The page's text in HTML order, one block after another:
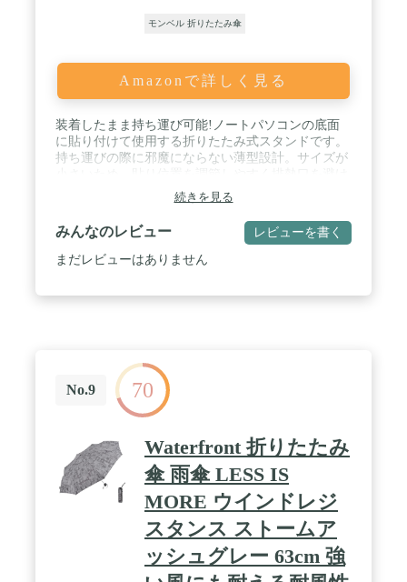
ます。 / 乾電池は付属しておりません。必ず新品の
せん。
モンベル 折りたたみ傘
Amazonで詳しく見る
装着したまま持ち運び可能!ノートパソコンの底面
に貼り付けて使用する折りたたみ式スタンドです。
持ち運びの際に邪魔にならない薄型設計。サイズが
て貼り付けられます。15.6インチまでのノートパソ
コンに対応しています。使用しないときは、脚を折
り畳んでそのまま収納・持ち運びが可能。 / ノート
パソコンの底面に貼り付けて使用可能。貼り直しも
できます。※何回か貼り直すと粘着力が弱くなりま
能性があります。 / スタンド時・折りたたみ時でも
可動部をマグネットでしっかり固定できるため、持
ち運びにも適した設計です。スタンド使用時にノー
トパソコンのズレを抑える滑り止めパッド付きで
す。 / ノートパソコンをデスクに密着させずに置く
ことができるため、排熱にも効果的です。
続きを見る
みんなのレビュー レビューを書く
まだレビューはありません
No.9 70
Waterfront 折りたたみ
傘 雨傘 LESS IS
MORE ウインドレジ
スタンス ストームア
ッシュグレー 63cm 強